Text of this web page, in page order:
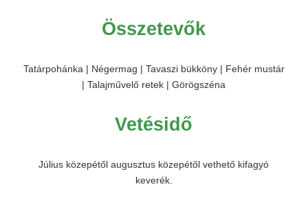
Összetevők
Tatárpohánka | Négermag | Tavaszi bükköny | Fehér mustár
| Talajművelő retek | Görögszéna
Vetésidő
Július közepétől augusztus közepétől vethető kifagyó
keverék.